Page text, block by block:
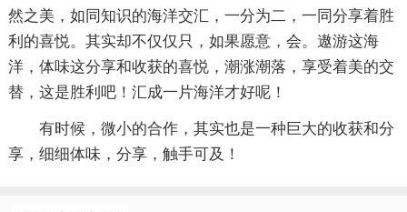
然之美，如同知识的海洋交汇，一分为二，一同分享着胜
利的喜悦。其实却不仅仅只，如果愿意，会。遨游这海
洋，体味这分享和收获的喜悦，潮涨潮落，享受着美的交
替，这是胜利吧！汇成一片海洋才好呢！
有时候，微小的合作，其实也是一种巨大的收获和分
享，细细体味，分享，触手可及！